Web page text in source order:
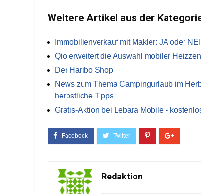
Weitere Artikel aus der
Immobilienverkauf mit Makler: JA oder
Qio erweitert die Auswahl mobiler
Der Haribo Shop
News zum Thema Campingurlaub im
herbstliche Tipps
Gratis-Aktion bei Lebara Mobile -
Redaktion